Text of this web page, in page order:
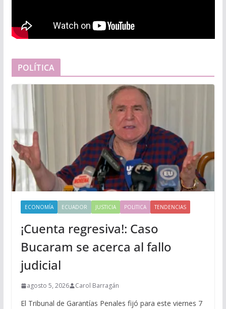
POLÍTICA
ECONOMÍA ECUADOR JUSTICIA POLITICA TENDENCIAS
¡Cuenta regresiva!: Caso
Bucaram se acerca al fallo
judicial
agosto 5, 2026 Carol Barragán
El Tribunal de Garantías Penales fijó para este viernes 7